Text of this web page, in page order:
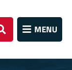
Rechercher
MENU